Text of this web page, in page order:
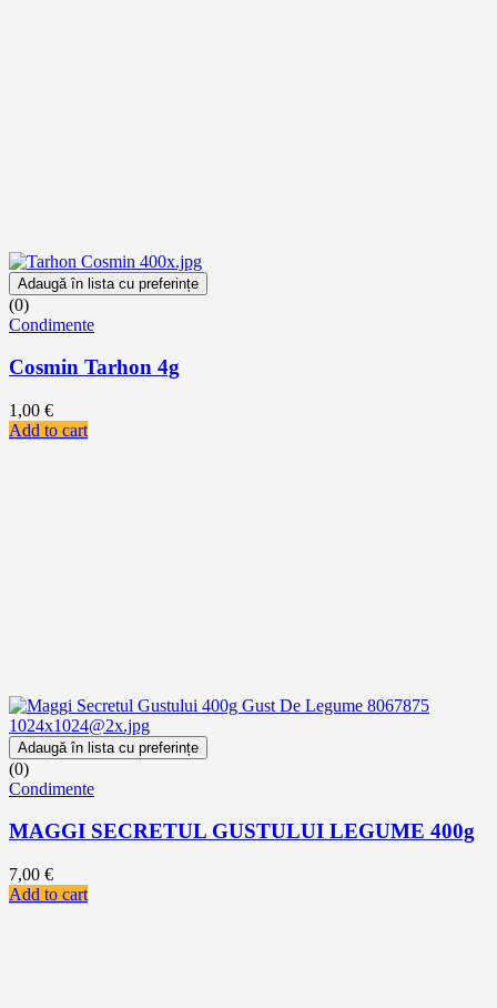
Adaugă în lista cu preferințe
(0)
Condimente
Cosmin Tarhon 4g
1,00 €
Add to cart
Adaugă în lista cu preferințe
(0)
Condimente
MAGGI SECRETUL GUSTULUI LEGUME 400g
7,00 €
Add to cart